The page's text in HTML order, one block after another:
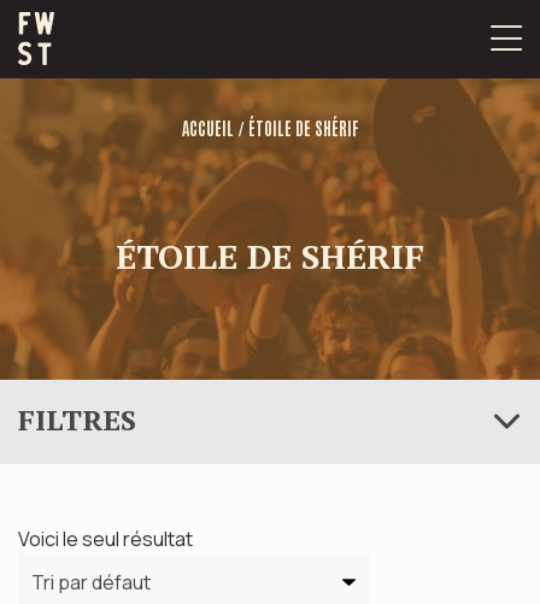
Passer
au
contenu
ACCUEIL / ÉTOILE DE SHÉRIF
ÉTOILE DE SHÉRIF
Voici le seul résultat
FILTRES